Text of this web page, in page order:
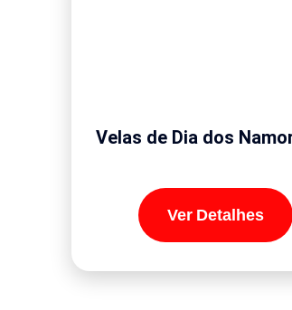
Velas de Dia dos
Ver Detalhes